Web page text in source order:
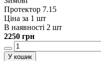
Протектор 7.15
Ціна за 1 шт
В наявності 2 шт
2250 грн
У кошик